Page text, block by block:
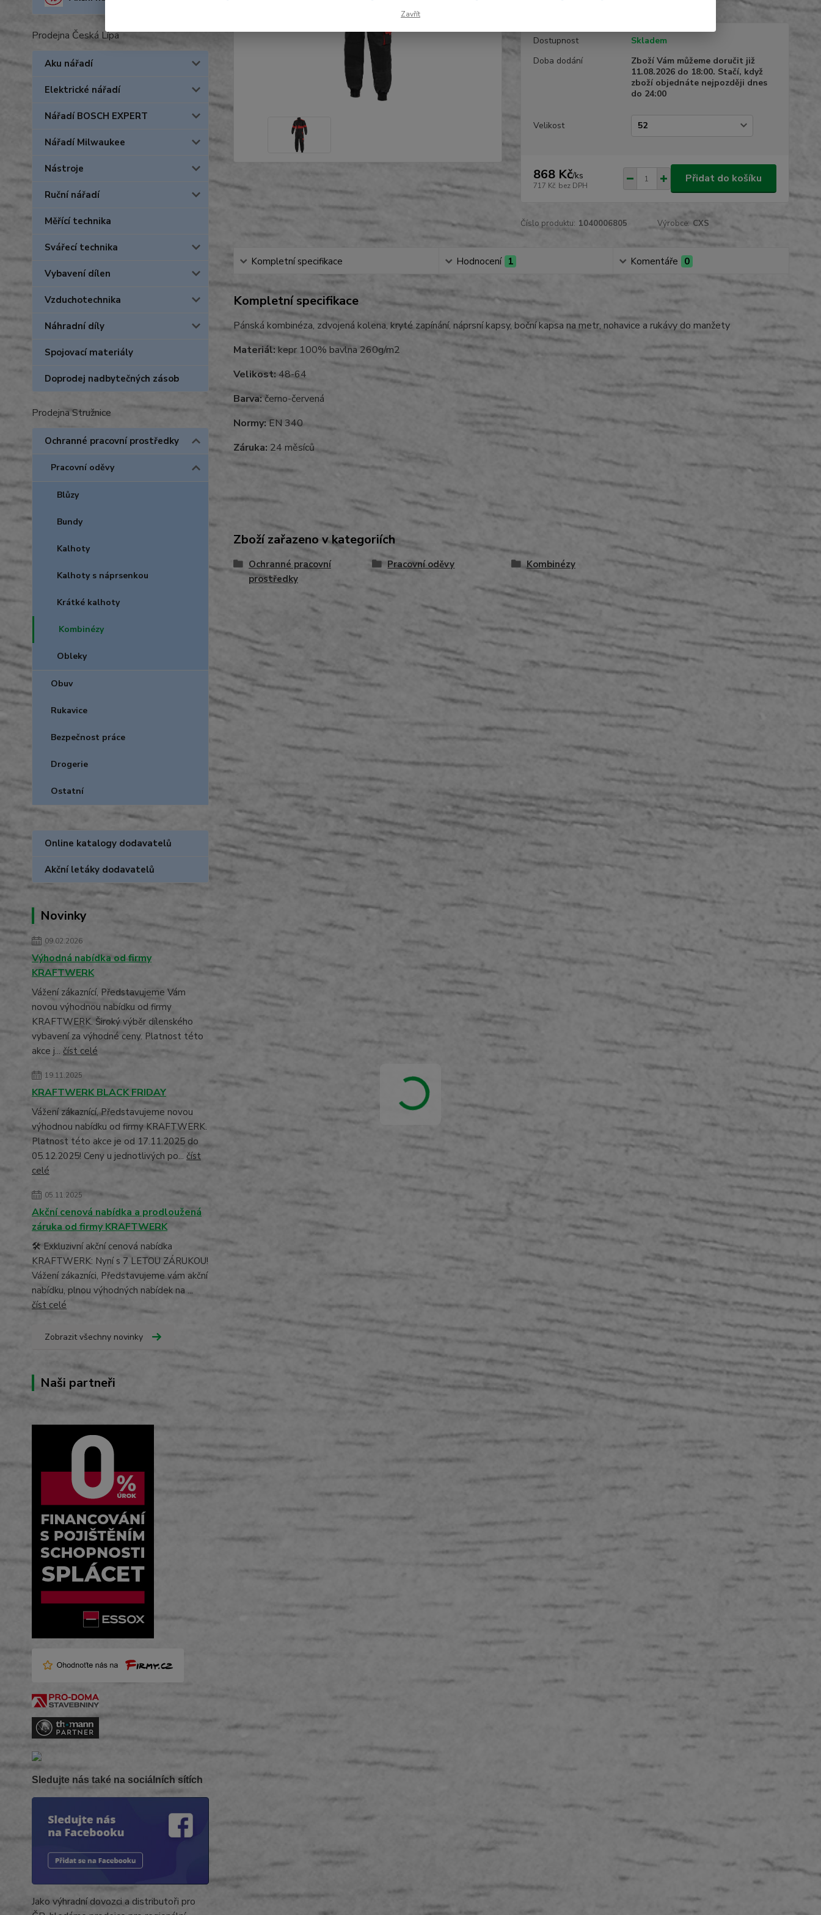
Prodejna Česká Lípa
Aku nářadí
Elektrické nářadí
Nářadí BOSCH EXPERT
Nářadí Milwaukee
Nástroje
Ruční nářadí
Měřící technika
Svářecí technika
Vybavení dílen
Vzduchotechnika
Náhradní díly
Spojovací materiály
Doprodej nadbytečných zásob
Prodejna Stružnice
Ochranné pracovní prostředky
Pracovní oděvy
Blůzy
Bundy
Kalhoty
Kalhoty s náprsenkou
Krátké kalhoty
Kombinézy
Obleky
Obuv
Rukavice
Bezpečnost práce
Drogerie
Ostatní
Online katalogy dodavatelů
Akční letáky dodavatelů
Novinky
09.02.2026
Výhodná nabídka od firmy
KRAFTWERK
Vážení zákaznící, Představujeme Vám
novou výhodnou nabídku od firmy
KRAFTWERK. Široký výběr dílenského
vybavení za výhodné ceny. Platnost této
akce j... číst celé
19.11.2025
KRAFTWERK BLACK FRIDAY
Vážení zákaznící, Představujeme novou
výhodnou nabídku od firmy KRAFTWERK.
Platnost této akce je od 17.11.2025 do
05.12.2025! Ceny u jednotlivých po... číst
celé
05.11.2025
Akční cenová nabídka a prodloužená
záruka od firmy KRAFTWERK
🛠️ Exkluzivní akční cenová nabídka
KRAFTWERK: Nyní s 7 LETOU ZÁRUKOU!
Vážení zákazníci, Představujeme vám akční
nabídku, plnou výhodných nabídek na ...
číst celé
Zobrazit všechny novinky
Naši partneři
Sledujte nás také na sociálních sítích
Jako výhradní dovozci a distributoři pro
Dostupnost
Skladem
Doba dodání
Zboží Vám můžeme doručit již
11.08.2026 do 18:00. Stačí, když
zboží objednáte nejpozději dnes
do 24:00
Velikost
868 Kč/ks
717 Kč bez DPH
Přidat do košíku
Číslo produktu: 1040006805 Výrobce: CXS
Kompletní specifikace Hodnocení 1 Komentáře 0
Kompletní specifikace
Pánská kombinéza, zdvojená kolena, kryté zapínání, náprsní kapsy, boční kapsa na metr, nohavice a rukávy do manžety
Materiál: kepr 100% bavlna 260g/m2
Velikost: 48-64
Barva:černo-červená
Normy: EN 340
Záruka: 24 měsíců
Zboží zařazeno v kategoriích
Ochranné pracovní
prostředky
Pracovní oděvy Kombinézy
Zavřít